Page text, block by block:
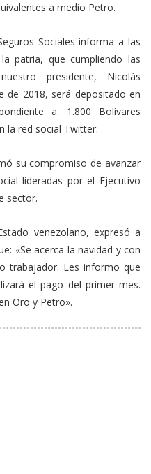
a medio Petro.
Sociales informa a las
patria, que cumpliendo las
presidente, Nicolás
de 2018, será depositado en
a: 1.800 Bolívares
la red social Twitter.
su compromiso de avanzar
lideradas por el Ejecutivo
sector.
venezolano, expresó a
«Se acerca la navidad y con
trabajador. Les informo que
el pago del primer mes.
Oro y Petro».